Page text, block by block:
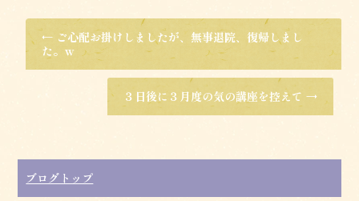
← ご心配お掛けしましたが、無事退院、復帰しまし
た。ｗ
３日後に３月度の気の講座を控えて →
ブログトップ